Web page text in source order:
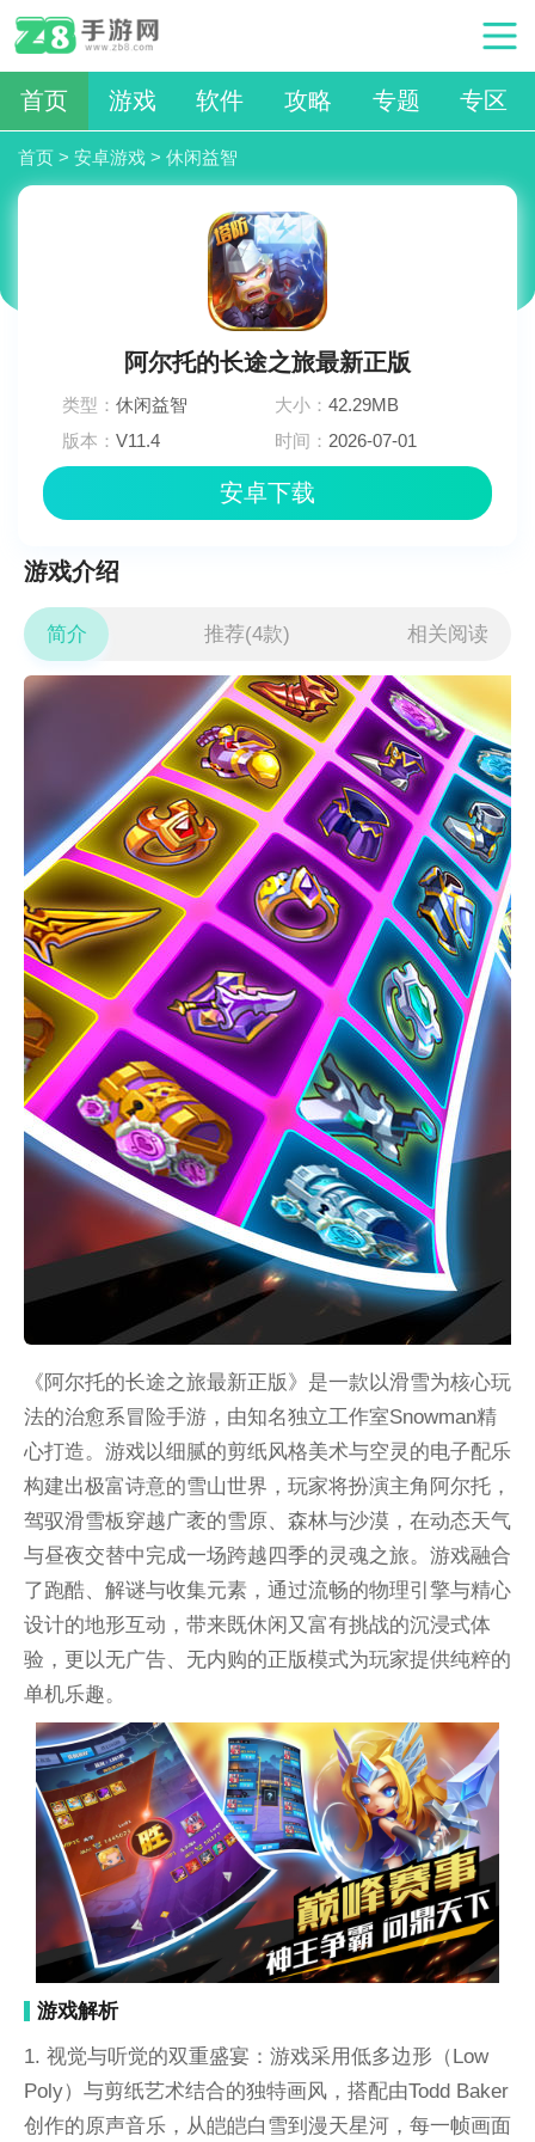
首页 游戏 软件 攻略 专题 专区
首页 > 安卓游戏 > 休闲益智
阿尔托的长途之旅最新正版
类型：休闲益智 大小：42.29MB
版本：V11.4 时间： 2026-07-01
安卓下载
游戏介绍
简介 推荐(4款) 相关阅读
《阿尔托的长途之旅最新正版》是一款以滑雪为核心玩
法的治愈系冒险手游，由知名独立工作室Snowman精
心打造。游戏以细腻的剪纸风格美术与空灵的电子配乐
构建出极富诗意的雪山世界，玩家将扮演主角阿尔托，
驾驭滑雪板穿越广袤的雪原、森林与沙漠，在动态天气
与昼夜交替中完成一场跨越四季的灵魂之旅。游戏融合
了跑酷、解谜与收集元素，通过流畅的物理引擎与精心
设计的地形互动，带来既休闲又富有挑战的沉浸式体
验，更以无广告、无内购的正版模式为玩家提供纯粹的
单机乐趣。
游戏解析
1. 视觉与听觉的双重盛宴：游戏采用低多边形（Low
Poly）与剪纸艺术结合的独特画风，搭配由Todd Baker
创作的原声音乐，从皑皑白雪到漫天星河，每一帧画面